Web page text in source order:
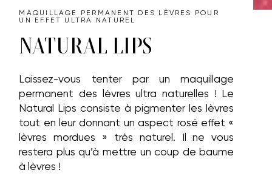
MAQUILLAGE PERMANENT DES LÈVRES POUR
UN EFFET ULTRA NATUREL
NATURAL LIPS
Laissez-vous tenter par un maquillage
permanent des lèvres ultra naturelles ! Le
Natural Lips consiste à pigmenter les lèvres
tout en leur donnant un aspect rosé effet «
lèvres mordues » très naturel. Il ne vous
restera plus qu’à mettre un coup de baume
à lèvres !